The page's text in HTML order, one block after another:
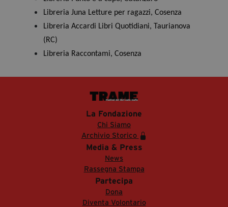
Libreria Juna Letture per ragazzi, Cosenza
Libreria Accardi Libri Quotidiani, Taurianova
(RC)
Libreria Raccontami, Cosenza
La Fondazione
Chi Siamo
Archivio Storico
Media & Press
News
Rassegna Stampa
Partecipa
Dona
Diventa Volontario